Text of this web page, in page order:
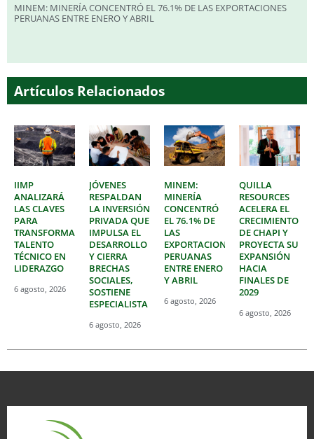
MINEM: MINERÍA CONCENTRÓ EL 76.1% DE LAS EXPORTACIONES
PERUANAS ENTRE ENERO Y ABRIL
Artículos Relacionados
IIMP
ANALIZARÁ
LAS CLAVES
PARA
TRANSFORMAR
TALENTO
TÉCNICO EN
LIDERAZGO
6 agosto, 2026
JÓVENES
RESPALDAN
LA INVERSIÓN
PRIVADA QUE
IMPULSA EL
DESARROLLO
Y CIERRA
BRECHAS
SOCIALES,
SOSTIENE
ESPECIALISTA
6 agosto, 2026
MINEM:
MINERÍA
CONCENTRÓ
EL 76.1% DE
LAS
EXPORTACIONES
PERUANAS
ENTRE ENERO
Y ABRIL
6 agosto, 2026
QUILLA
RESOURCES
ACELERA EL
CRECIMIENTO
DE CHAPI Y
PROYECTA SU
EXPANSIÓN
HACIA
FINALES DE
2029
6 agosto, 2026